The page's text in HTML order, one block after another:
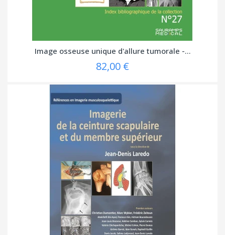
Image osseuse unique d'allure tumorale -...
82,00 €